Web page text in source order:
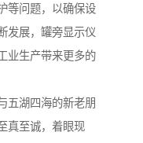
等问题，以确保设
发展，罐旁显示仪
业生产带来更多的
五湖四海的新老朋
真至诚，着眼现